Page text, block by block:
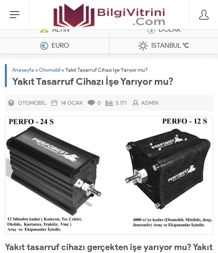
Dizel Jeneratörler
ALTIN
DOLAR
EURO
İSTANBUL°C
Anasayfa »Otomobil »Yakıt Tasarruf Cihazı İşe Yarıyor mu?
Yakıt Tasarruf Cihazı İşe Yarıyor mu?
OTOMOBIL 14 OCAK 0 3.171 ADMIN
Yakıt tasarruf cihazı gerçekten işe yarıyor mu? Yakıt